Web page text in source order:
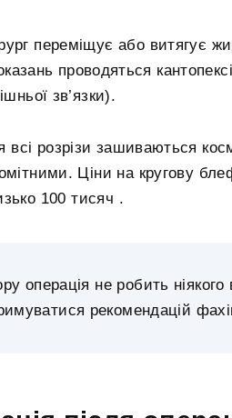
переміщує або витягує
проводяться
зв’язки).
всі розрізи зашиваються
Ціни на кругову
100 тисяч .
операція не робить
рекомендацій